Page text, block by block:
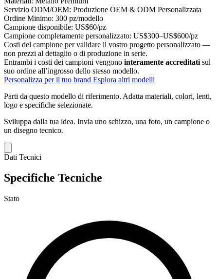
Servizio ODM/OEM: Produzione OEM & ODM Personalizzata
Ordine Minimo: 300 pz/modello
Campione disponibile: US$60/pz
Campione completamente personalizzato: US$300–US$600/pz
Costi del campione per validare il vostro progetto personalizzato —
non prezzi al dettaglio o di produzione in serie.
Entrambi i costi dei campioni vengono interamente accreditati sul
suo ordine all’ingrosso dello stesso modello.
Personalizza per il tuo brand Esplora altri modelli
Parti da questo modello di riferimento. Adatta materiali, colori, lenti,
logo e specifiche selezionate.
Sviluppa dalla tua idea. Invia uno schizzo, una foto, un campione o
un disegno tecnico.
Dati Tecnici
Specifiche Tecniche
Stato